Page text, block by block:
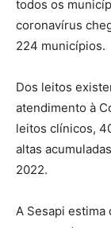
todos os
coronavírus
224 municípios.
Dos leitos
atendimento à
leitos clínicos,
altas
2022.
A Sesapi